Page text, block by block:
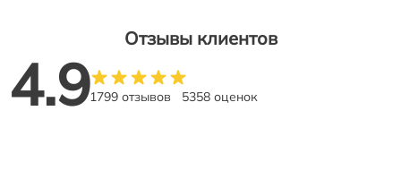
Отзывы клиентов
4.91799 отзывов 5358 оценок